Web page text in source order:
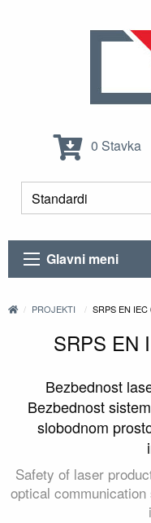
0 Stavka
Glavni meni
PROJEKTI SRPS EN
SRPS EN
Bezbednost
Bezbednost
slobodnom
Safety of laser
optical